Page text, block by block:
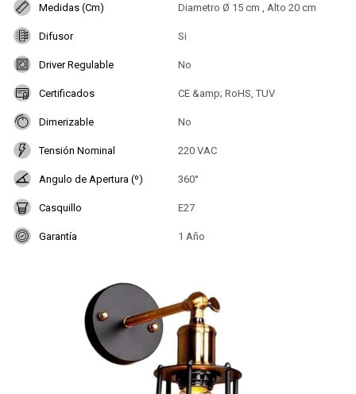
Medidas (Cm) Diametro Ø 15 cm , Alto 20 cm
Difusor Si
Driver Regulable No
Certificados CE &amp; RoHS, TUV
Dimerizable No
Tensión Nominal 220 VAC
Angulo de Apertura (º) 360°
Casquillo E27
Garantía 1 Año